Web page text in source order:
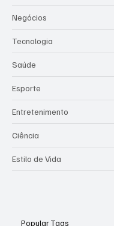
Negócios
Tecnologia
Saúde
Esporte
Entretenimento
Ciência
Estilo de Vida
Popular Tags